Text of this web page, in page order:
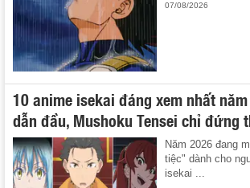
07/08/2026
10 anime isekai đáng xem nhất
dẫn đầu, Mushoku Tensei chỉ đứng
Năm 2026 đang
tiệc" dành cho
isekai ...